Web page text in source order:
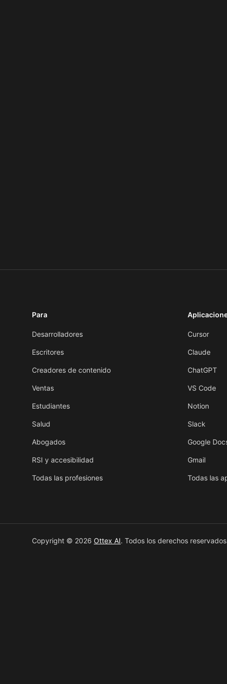
Para
Desarrolladores
Escritores
Creadores de contenido
Ventas
Estudiantes
Salud
Abogados
RSI y accesibilidad
Todas las profesiones
Cursor
Claude
ChatGPT
VS Code
Notion
Slack
Google
Gmail
Todas las
Copyright © 2026 Ottex AI. Todos los derechos